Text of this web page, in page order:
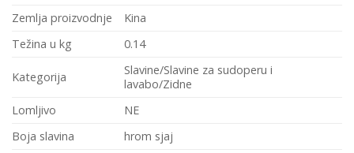
Zemlja proizvodnje
Kina
Težina u kg
0.14
Kategorija
Slavine/Slavine za sudoperu i
lavabo/Zidne
Lomljivo
NE
Boja slavina
hrom sjaj